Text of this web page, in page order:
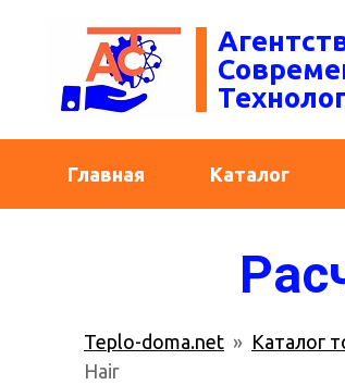
Главная Каталог
Teplo-doma.net » Каталог
Hair